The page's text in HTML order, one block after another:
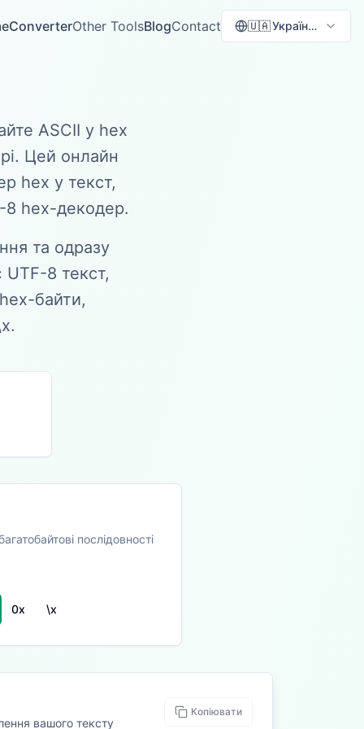
ConverterOther ToolsBlogContact 🇺🇦Українська
ASCII у hex
Цей онлайн
hex у текст,
8 hex-декодер.
та одразу
UTF-8 текст,
байти,
послідовності
0x \x
вашого тексту
Копіювати